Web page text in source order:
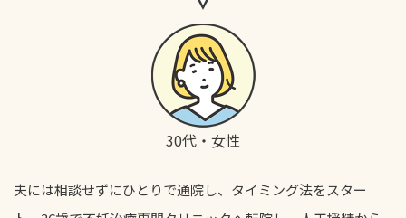
30代・女性
夫には相談せずにひとりで通院し、タイミング法をスター